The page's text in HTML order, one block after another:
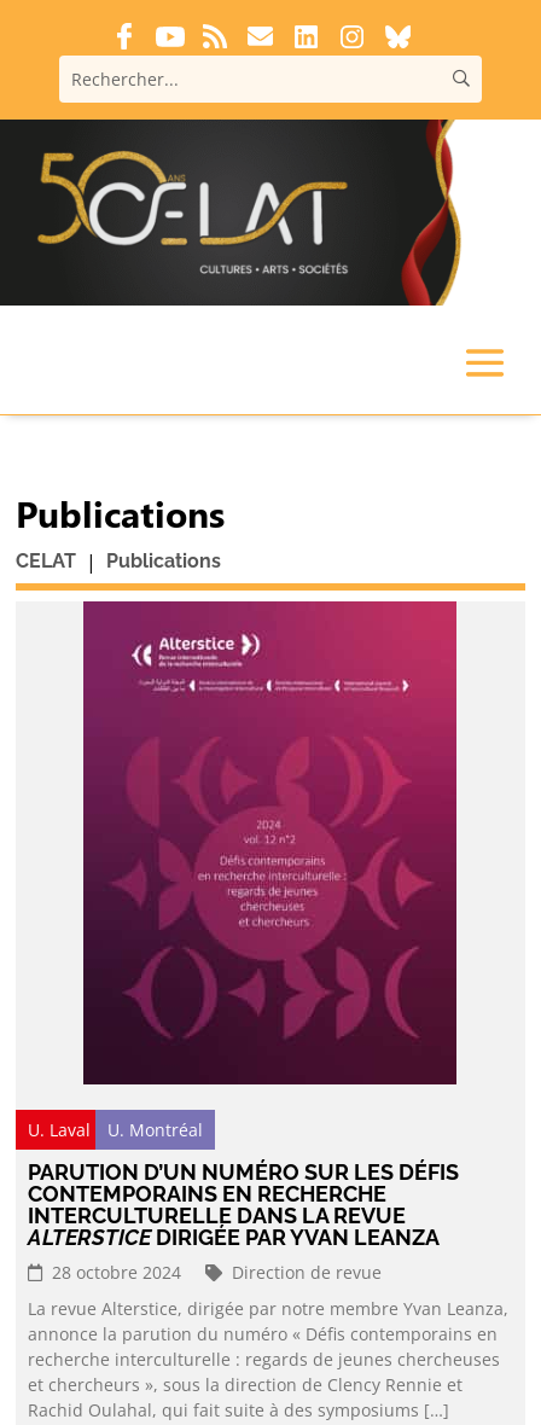
Publications
CELAT | Publications
U. Laval U. Montréal
PARUTION D’UN NUMÉRO SUR LES DÉFIS
CONTEMPORAINS EN RECHERCHE
INTERCULTURELLE DANS LA REVUE
ALTERSTICEDIRIGÉE PAR YVAN LEANZA
28 octobre 2024
Direction de revue
La revue Alterstice, dirigée par notre membre Yvan Leanza,
annonce la parution du numéro « Défis contemporains en
recherche interculturelle : regards de jeunes chercheuses
et chercheurs », sous la direction de Clency Rennie et
Rachid Oulahal, qui fait suite à des symposiums […]